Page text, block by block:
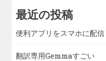
最近の投稿
便利アプリをスマホに配信
翻訳専用Gemmaすごい